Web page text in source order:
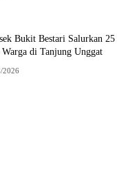
Bukit Bestari Salurkan 25
di Tanjung Unggat
2026